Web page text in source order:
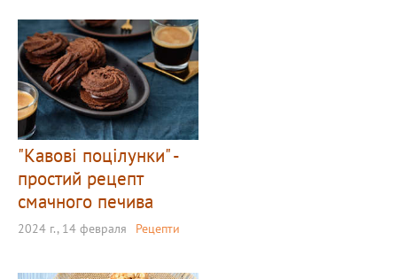
"Кавові поцілунки" -
простий рецепт
смачного печива
2024 г., 14 февраля Рецепти